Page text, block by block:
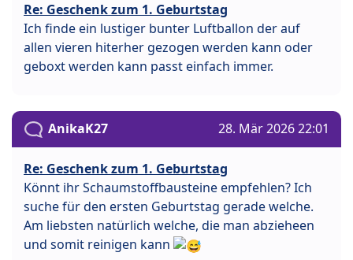
Re: Geschenk zum 1. Geburtstag
Ich finde ein lustiger bunter Luftballon der auf
allen vieren hiterher gezogen werden kann oder
geboxt werden kann passt einfach immer.
AnikaK27 28. Mär 2026 22:01
Re: Geschenk zum 1. Geburtstag
Könnt ihr Schaumstoffbausteine empfehlen? Ich
suche für den ersten Geburtstag gerade welche.
Am liebsten natürlich welche, die man abzieheen
und somit reinigen kann